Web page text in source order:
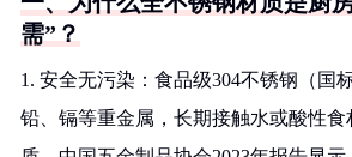
需”？
1. 安全无污染：食品级304不锈钢（国
铅、镉等重金属，长期接触水或酸性食